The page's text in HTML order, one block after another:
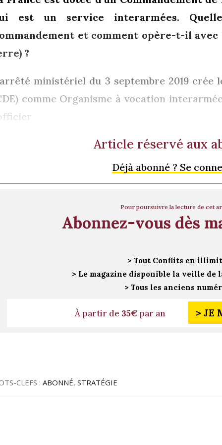
est un service interarmées.
et comment opère-t-il
?
ministériel du 3 septembre 2019 crée
comme Organisme à vocation
Article réservé aux
Déjà abonné ? Se
Pour poursuivre la lecture de cet
Abonnez-vous dès
> Tout Conflits en
> Le magazine disponible la veille de
> Tous les anciens
À partir de 35€par an > JE
CLEFS :ABONNÉ,STRATÉGIE